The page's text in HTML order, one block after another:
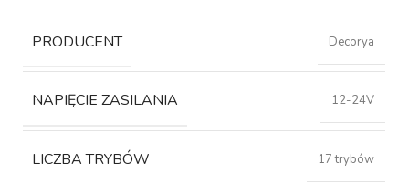
PRODUCENT Decorya
NAPIĘCIE ZASILANIA 12-24V
LICZBA TRYBÓW 17 trybów